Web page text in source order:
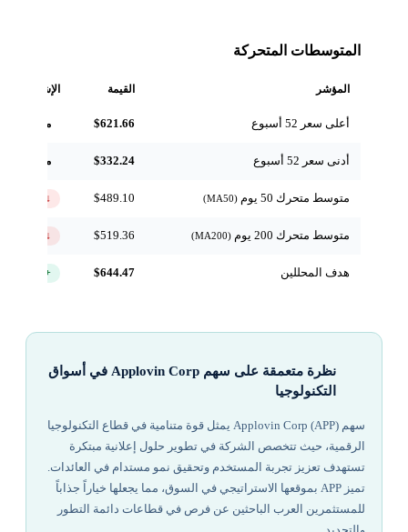
المتوسطات المتحركة
المؤشر القيمة الإشارة
أعلى سعر 52 أسبوع $621.66 مرجعي
أدنى سعر 52 أسبوع $332.24 مرجعي
متوسط متحرك 50 يوم $489.10 ↓ تحت
متوسط متحرك 200 يوم $519.36 ↓ تحت
هدف المحللين $644.47
+86.4%
نظرة متعمقة على سهم Applovin Corp في أسواق
التكنولوجيا
سهم Applovin Corp (APP) يمثل قوة متنامية في قطاع التكنولوجيا
الرقمية، حيث تتخصص الشركة في تطوير حلول إعلانية مبتكرة
تستهدف تعزيز تجربة المستخدم وتحقيق نمو مستدام في العائدات.
تميز APP بموقعها الاستراتيجي في السوق، مما يجعلها خياراً جذاباً
للمستثمرين العرب الباحثين عن فرص في قطاعات دائمة التطور